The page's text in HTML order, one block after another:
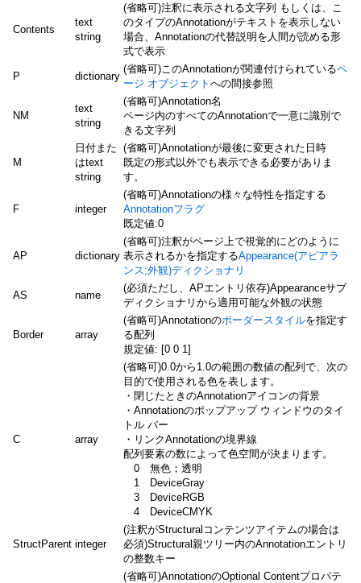
Contents
text
string
(省略可)注釈に表示される文字列 もしくは、こ
のタイプのAnnotationがテキストを表示しない
場合、Annotationの代替説明を人間が読める形
式で表示
P dictionary
(省略可)このAnnotationが関連付けられているペ
ージ オブジェクト への間接参照
NM
text
string
(省略可)Annotation名
ページ内のすべてのAnnotationで一意に識別で
きる文字列
M
日付また
はtext
string
(省略可)Annotationが最後に変更された日時
既定の形式以外でも表示できる必要がありま
す。
F integer
(省略可)Annotationの様々な特性を指定する
Annotationフラグ
既定値:0
AP dictionary
(省略可)注釈がページ上で視覚的にどのように
表示されるかを指定するAppearance(アピアラ
ンス;外観)ディクショナリ
AS name
(必須ただし、APエントリ依存)Appearanceサブ
ディクショナリから適用可能な外観の状態
Border array
(省略可)Annotationのボーダースタイルを指定す
る配列
規定値: [0 0 1]
C array
(省略可)0.0から1.0の範囲の数値の配列で、次の
目的で使用される色を表します。
・閉じたときのAnnotationアイコンの背景
・Annotationのポップアップ ウィンドウのタイ
トル バー
・リンクAnnotationの境界線
配列要素の数によって色空間が決まります。
0 無色；透明
1 DeviceGray
3 DeviceRGB
4 DeviceCMYK
StructParent integer
(注釈がStructuralコンテンツアイテムの場合は
必須)Structural親ツリー内のAnnotationエントリ
の整数キー
(省略可)AnnotationのOptional Contentプロパテ